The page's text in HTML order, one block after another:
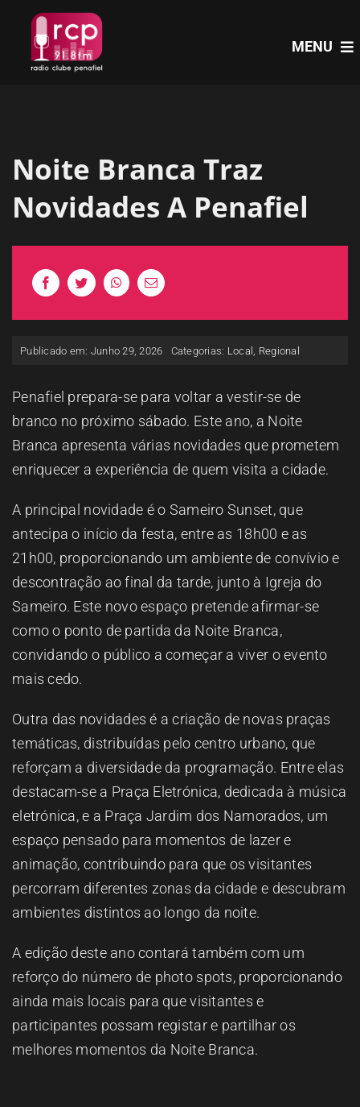
content
MENU
NOTÍCIAS
OUVIR
Noite Branca Traz
Novidades A Penafiel
Publicado em: Junho 29, 2026 Categorias: Local Regional
Penafiel prepara-se para voltar a vestir-se de
branco no próximo sábado. Este ano, a Noite
Branca apresenta várias novidades que prometem
enriquecer a experiência de quem visita a cidade.
A principal novidade é o Sameiro Sunset, que
antecipa o início da festa, entre as 18h00 e as
21h00, proporcionando um ambiente de convívio e
descontração ao final da tarde, junto à Igreja do
Sameiro. Este novo espaço pretende afirmar-se
como o ponto de partida da Noite Branca,
convidando o público a começar a viver o evento
mais cedo.
Outra das novidades é a criação de novas praças
temáticas, distribuídas pelo centro urbano, que
reforçam a diversidade da programação. Entre elas
destacam-se a Praça Eletrónica, dedicada à música
eletrónica, e a Praça Jardim dos Namorados, um
espaço pensado para momentos de lazer e
animação, contribuindo para que os visitantes
percorram diferentes zonas da cidade e descubram
ambientes distintos ao longo da noite.
A edição deste ano contará também com um
reforço do número de photo spots, proporcionando
ainda mais locais para que visitantes e
participantes possam registar e partilhar os
melhores momentos da Noite Branca.